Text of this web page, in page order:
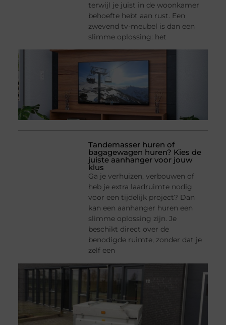
terwijl je juist in de woonkamer
behoefte hebt aan rust. Een
zwevend tv-meubel is dan een
slimme oplossing: het
Tandemasser huren of
bagagewagen huren? Kies de
juiste aanhanger voor jouw
klus
Ga je verhuizen, verbouwen of
heb je extra laadruimte nodig
voor een tijdelijk project? Dan
kan een aanhanger huren een
slimme oplossing zijn. Je
beschikt direct over de
benodigde ruimte, zonder dat je
zelf een